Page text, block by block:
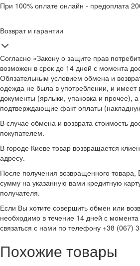
При 100% оплате онлайн - предоплата
Возврат и гарантии
Согласно «Закону о защите прав
возможен в срок до 14 дней с момента
Обязательным условием обмена и
одежда не была в употреблении, и имеет
документы (ярлыки, упаковка и прочее),
подтверждающие факт оплаты
В случае обмена и возврата стоимость
покупателем.
В городе Киеве товар возвращается
адресу.
После получения возвращенного товара,
сумму на указанную вами кредитную
получателя.
Если Вы хотите совершить обмен или
необходимо в течение 14 дней с момента
связаться с нами по телефону +38 (067)
Похожие товары